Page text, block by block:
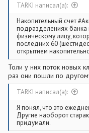
TARKI написал(а):
Накопительный счет
подразделениях
физическому лицу,
последних 60
открытием
Толи у них поток новых
раз они пошли по
TARKI написал(а):
Я понял, что это
Другие наоборот
придумали.